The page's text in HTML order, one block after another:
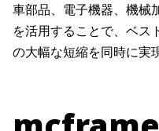
車部品、電子機器、機械
を活用することで、ベス
の大幅な短縮を同時に実